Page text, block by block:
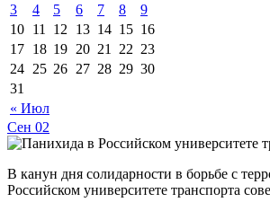
« Июл
3
4 5 6 7 8
9
10 11 12 13 14 15 16
17 18 19 20 21 22 23
24 25 26 27 28 29 30
31
Сен 02
В канун дня солидарности в борьбе с
Российском университете транспорта